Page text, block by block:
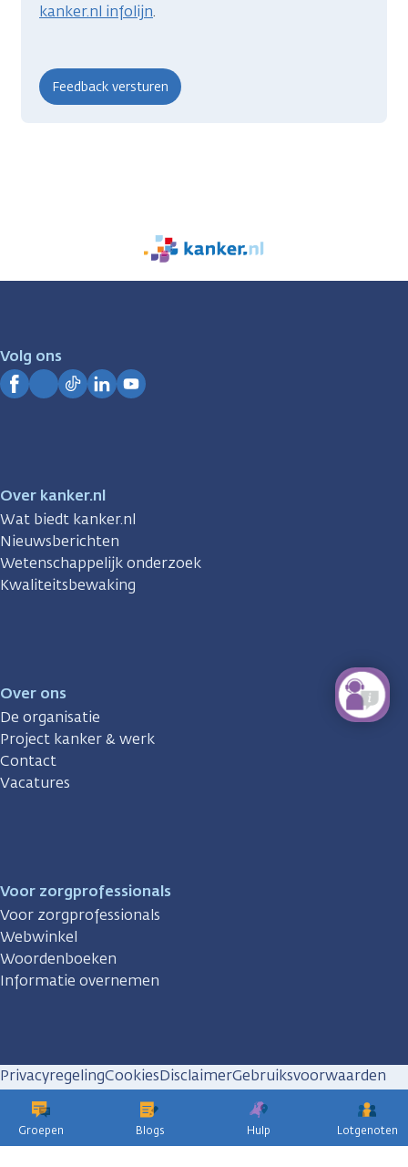
Groepen Blogs Hulp Lotgenoten
kanker.nl infolijn.
We
zijn
Volg ons
Over kanker.nl
Wat biedt kanker.nl
Nieuwsberichten
Wetenschappelijk onderzoek
Kwaliteitsbewaking
Over ons
De organisatie
Project kanker & werk
Contact
Vacatures
Voor zorgprofessionals
Voor zorgprofessionals
Webwinkel
Woordenboeken
Informatie overnemen
PrivacyregelingCookiesDisclaimerGebruiksvoorwaarden
Huisregels